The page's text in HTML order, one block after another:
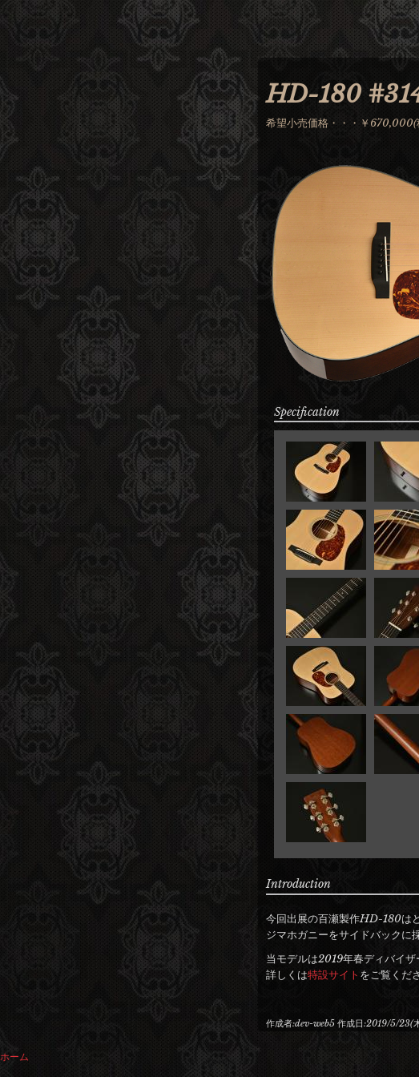
HD-180
希望小売価格・・・￥670,000(
Specification
Introduction
今回出展の百瀬製作HD-180は
ジマホガニーをサイドバックに
当モデルは2019年春ディバイザ
詳しくは特設サイト をご覧くだ
作成者:dev-web5 作成日:2019/5/23(
ホーム